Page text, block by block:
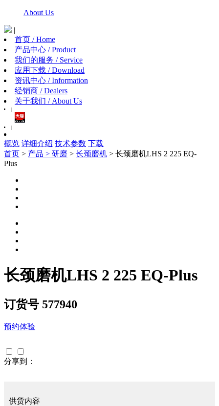
About Us
|
首页 / Home
产品中心 / Product
我们的服务 / Service
应用下载 / Download
资讯中心 / Information
经销商 / Dealers
关于我们 / About Us
|
|
概览 详细介绍 技术参数 下载
首页 > 产品 > 研磨 > 长颈磨机 > 长颈磨机LHS 2 225 EQ-
Plus
长颈磨机LHS 2 225 EQ-Plus
订货号 577940
预约体验
分享到：
供货内容